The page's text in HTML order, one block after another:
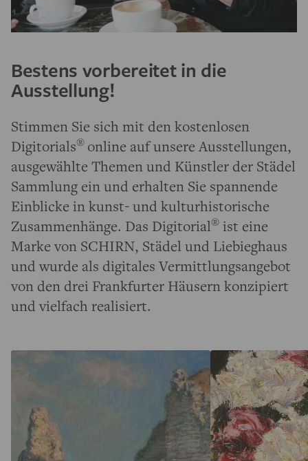
Bestens vorbereitet in die
Ausstellung!
Stimmen Sie sich mit den kostenlosen
Digitorials® online auf unsere Ausstellungen,
ausgewählte Themen und Künstler der Städel
Sammlung ein und erhalten Sie spannende
Einblicke in kunst- und kulturhistorische
Zusammenhänge. Das Digitorial® ist eine
Marke von SCHIRN, Städel und Liebieghaus
und wurde als digitales Vermittlungsangebot
von den drei Frankfurter Häusern konzipiert
und vielfach realisiert.